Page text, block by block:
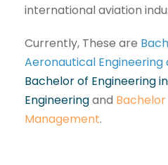
international aviation
Currently, These are
Aeronautical
Bachelor of Engineering
Engineeringand Bachelor
Management.